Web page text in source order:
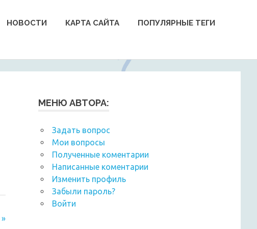
НОВОСТИ КАРТА САЙТА ПОПУЛЯРНЫЕ ТЕГИ
МЕНЮ АВТОРА:
Задать вопрос
Мои вопросы
Полученные коментарии
Написанные коментарии
Изменить профиль
Забыли пароль?
Войти